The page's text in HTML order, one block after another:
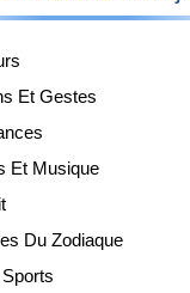
Et Gestes
Et Musique
Du Zodiaque